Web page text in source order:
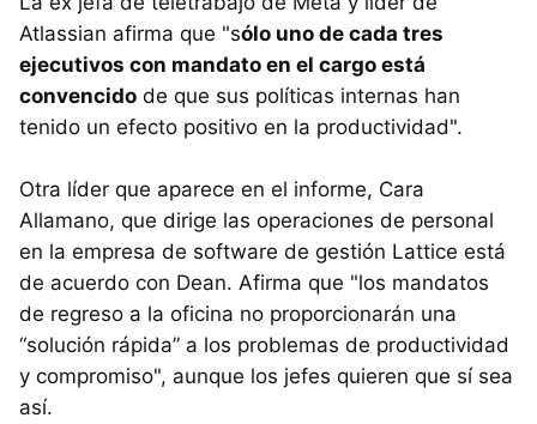
Atlassian afirma que "sólo uno de cada tres
ejecutivos con mandato en el cargo está
convencido de que sus políticas internas han
tenido un efecto positivo en la productividad".
Otra líder que aparece en el informe, Cara
Allamano, que dirige las operaciones de personal
en la empresa de software de gestión Lattice está
de acuerdo con Dean. Afirma que "los mandatos
de regreso a la oficina no proporcionarán una
“solución rápida” a los problemas de productividad
y compromiso", aunque los jefes quieren que sí sea
así.